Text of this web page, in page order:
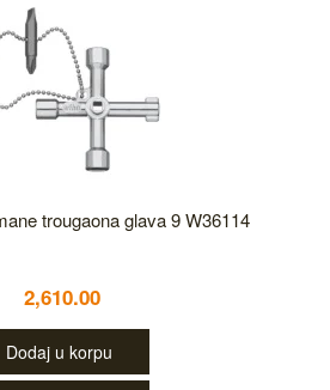
trougaona glava 9 W36114
2,610.00
Dodaj u korpu